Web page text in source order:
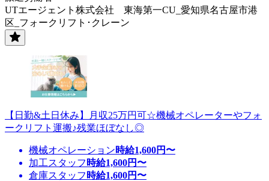
UTエージェント株式会社 東海第一CU_愛知県名古屋市港
区_フォークリフト･クレーン
【日勤&土日休み】月収25万円可☆機械オペレーターやフォ
ークリフト運搬♪残業ほぼなし◎
機械オペレーション時給1,600円〜
加工スタッフ 時給1,600円〜
倉庫スタッフ 時給1,600円〜